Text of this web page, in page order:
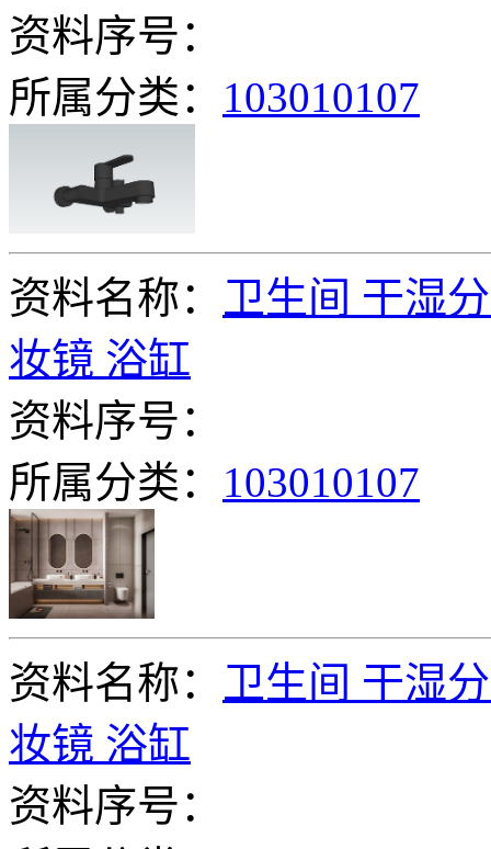
资料序号：
所属分类： 103010107
资料名称： 卫生间 干湿
妆镜 浴缸
资料序号：
所属分类： 103010107
资料名称： 卫生间 干湿
妆镜 浴缸
资料序号：